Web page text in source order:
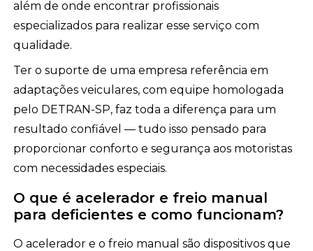
além de onde encontrar profissionais
especializados para realizar esse serviço com
qualidade.
Ter o suporte de uma empresa referência em
adaptações veiculares, com equipe homologada
pelo DETRAN-SP, faz toda a diferença para um
resultado confiável — tudo isso pensado para
proporcionar conforto e segurança aos motoristas
com necessidades especiais.
O que é acelerador e freio manual
para deficientes e como funcionam?
O acelerador e o freio manual são dispositivos que